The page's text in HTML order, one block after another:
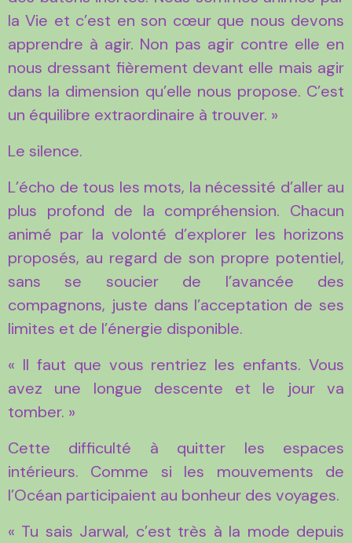
la Vie et c’est en son cœur que nous devons
apprendre à agir. Non pas agir contre elle en
nous dressant fièrement devant elle mais agir
dans la dimension qu’elle nous propose. C’est
un équilibre extraordinaire à trouver. »
Le silence.
L’écho de tous les mots, la nécessité d’aller au
plus profond de la compréhension. Chacun
animé par la volonté d’explorer les horizons
proposés, au regard de son propre potentiel,
sans se soucier de l’avancée des
compagnons, juste dans l’acceptation de ses
limites et de l’énergie disponible.
« Il faut que vous rentriez les enfants. Vous
avez une longue descente et le jour va
tomber. »
Cette difficulté à quitter les espaces
intérieurs. Comme si les mouvements de
l’Océan participaient au bonheur des voyages.
« Tu sais Jarwal, c’est très à la mode depuis